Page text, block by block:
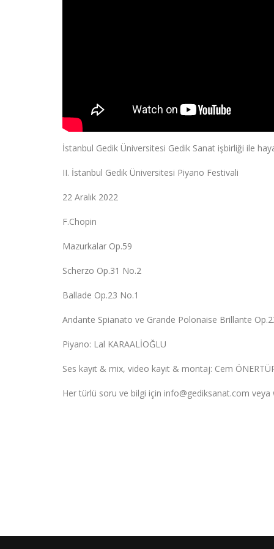
İstanbul Gedik Üniversitesi Gedik Sanat işbirliği ile
II. İstanbul Gedik Üniversitesi Piyano Festivali
22 Aralık 2022
F.Chopin
Mazurkalar Op.59
Scherzo Op.31 No.2
Ballade Op.23 No.1
Andante Spianato ve Grande Polonaise Brillante
Piyano: Lal KARAALİOĞLU
Ses kayıt & mix, video kayıt & montaj: Cem
Her türlü soru ve bilgi için info@gediksanat.com veya